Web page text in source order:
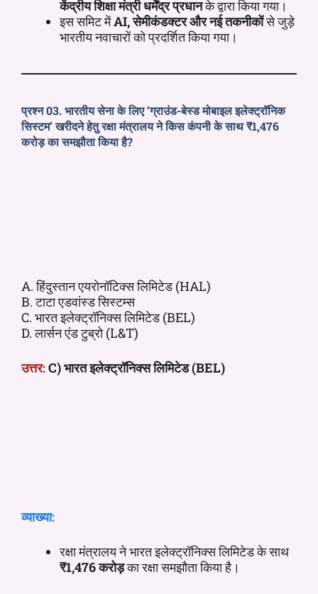
केंद्रीय शिक्षा मंत्री धर्मेंद्र प्रधानके द्वारा किया गया।
इस समिट मेंAI, सेमीकंडक्टर और नई तकनीकोंसे जुड़े
भारतीय नवाचारों को प्रदर्शित किया गया।
प्रश्न 03. भारतीय सेना के लिए ‘ग्राउंड-बेस्ड मोबाइल इलेक्ट्रॉनिक
सिस्टम’ खरीदने हेतु रक्षा मंत्रालय ने किस कंपनी के साथ ₹1,476
करोड़ का समझौता किया है?
A. हिंदुस्तान एयरोनॉटिक्स लिमिटेड (HAL)
B. टाटा एडवांस्ड सिस्टम्स
C. भारत इलेक्ट्रॉनिक्स लिमिटेड (BEL)
D. लार्सन एंड टुब्रो (L&T)
उत्तर:C) भारत इलेक्ट्रॉनिक्स लिमिटेड (BEL)
व्याख्या:
रक्षा मंत्रालय ने भारत इलेक्ट्रॉनिक्स लिमिटेड के साथ
₹1,476 करोड़का रक्षा समझौता किया है।